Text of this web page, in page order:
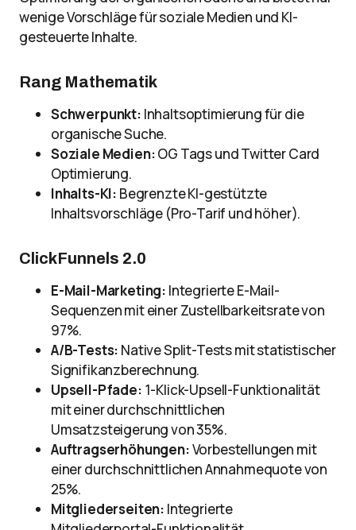
wenige Vorschläge für soziale Medien und KI-
gesteuerte Inhalte.
Rang Mathematik
Schwerpunkt: Inhaltsoptimierung für die
organische Suche.
Soziale Medien:OG Tags und Twitter Card
Optimierung.
Inhalts-KI: Begrenzte KI-gestützte
Inhaltsvorschläge (Pro-Tarif und höher).
ClickFunnels 2.0
E-Mail-Marketing: Integrierte E-Mail-
Sequenzen mit einer Zustellbarkeitsrate von
97%.
A/B-Tests: Native Split-Tests mit statistischer
Signifikanzberechnung.
Upsell-Pfade: 1-Klick-Upsell-Funktionalität
mit einer durchschnittlichen
Umsatzsteigerung von 35%.
Auftragserhöhungen:Vorbestellungen mit
einer durchschnittlichen Annahmequote von
25%.
Mitgliederseiten: Integrierte